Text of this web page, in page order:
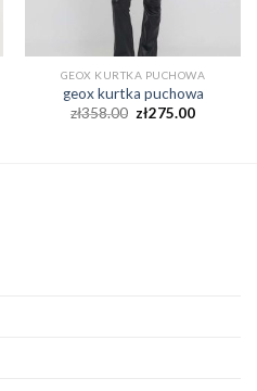
GEOX KURTKA PUCHOWA
geox kurtka puchowa
zł358.00 zł275.00